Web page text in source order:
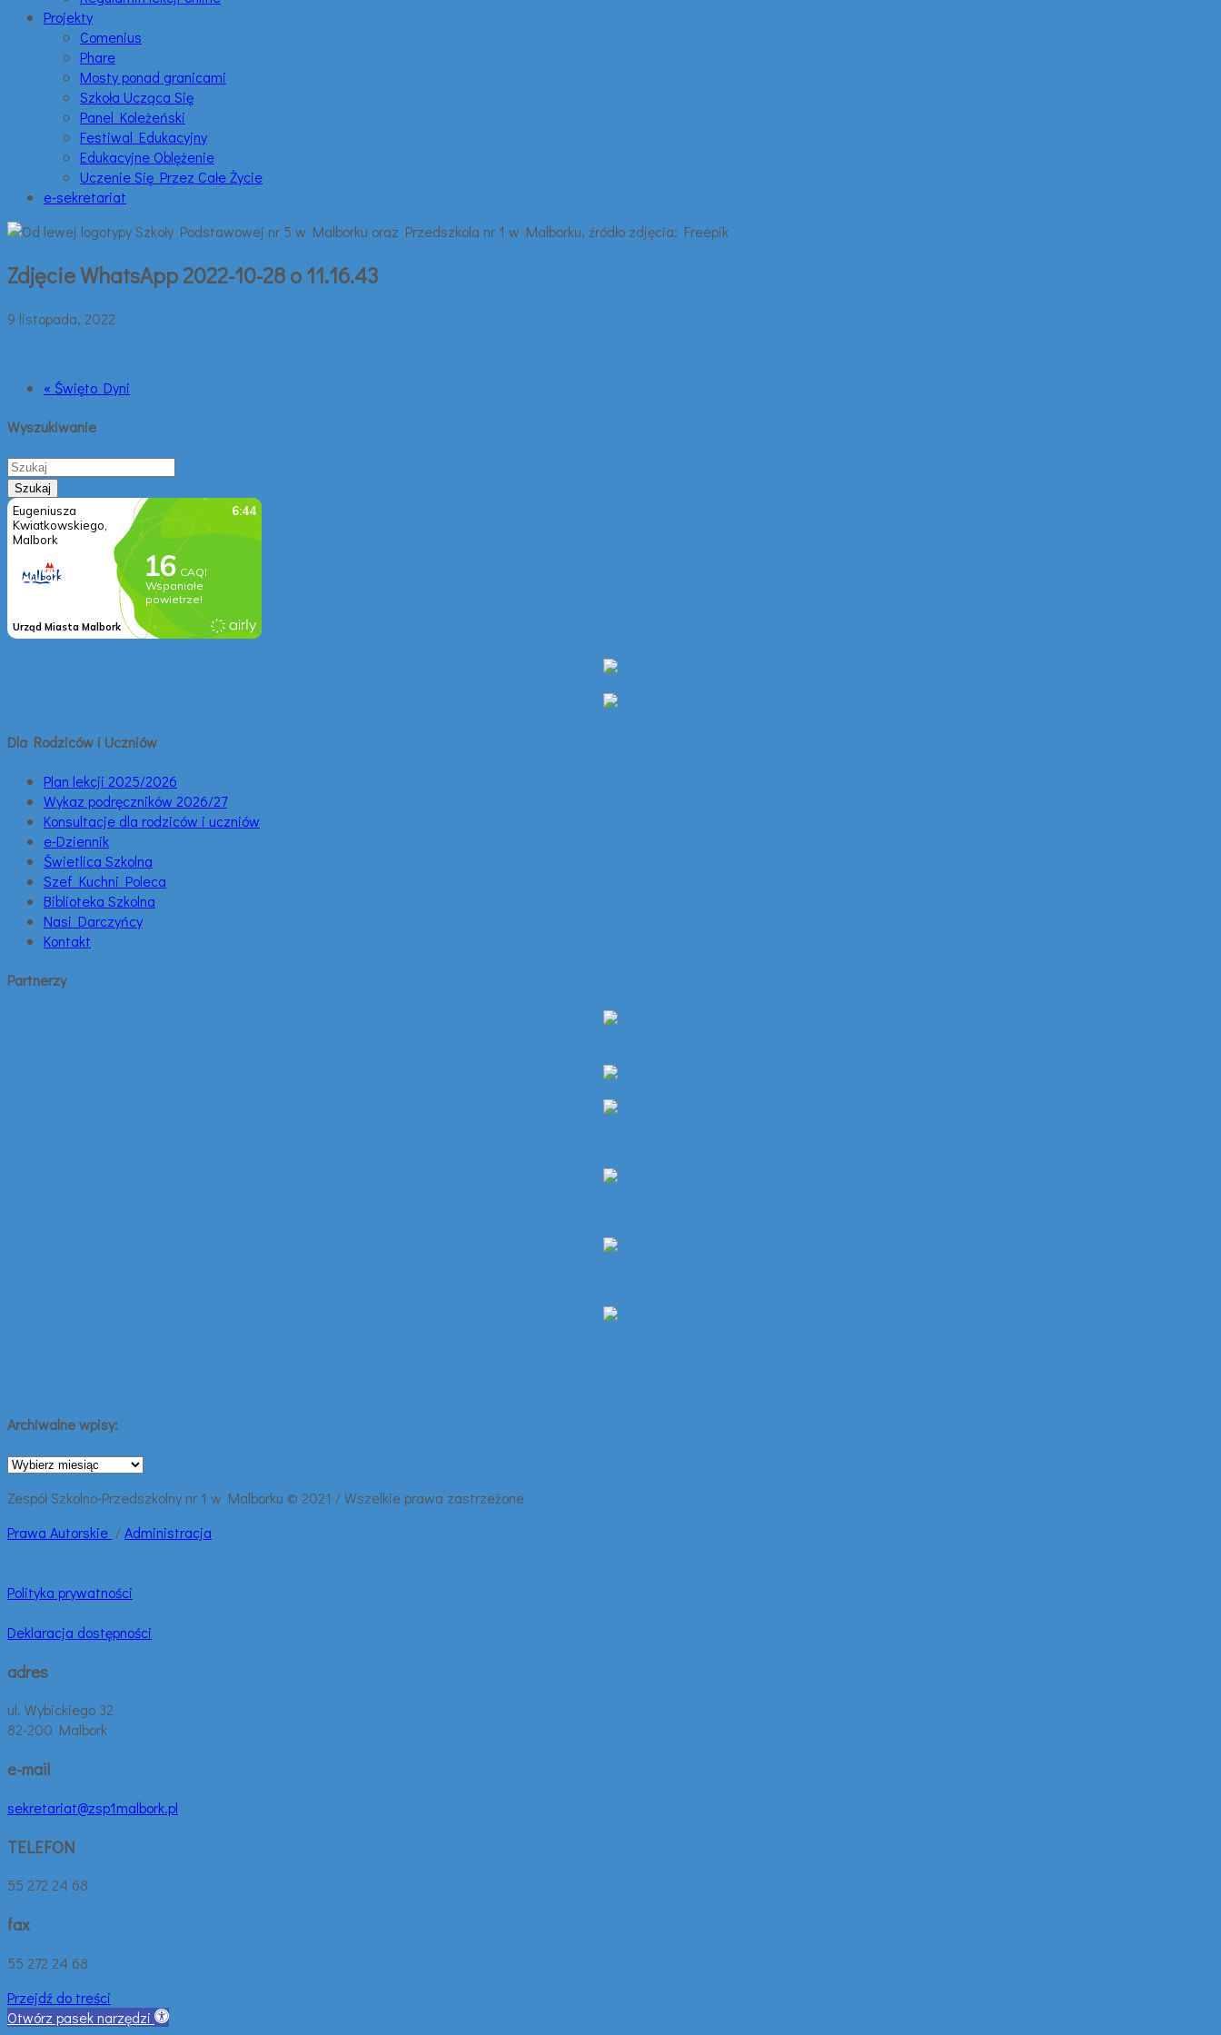
Projekty
Comenius
Phare
Mosty ponad granicami
Szkoła Ucząca Się
Panel Koleżeński
Festiwal Edukacyjny
Edukacyjne Oblężenie
Uczenie Się Przez Całe Życie
e-sekretariat
Zdjęcie WhatsApp 2022-10-28 o 11.16.43
9 listopada, 2022
« Święto Dyni
Wyszukiwanie
Dla Rodziców i Uczniów
Plan lekcji 2025/2026
Wykaz podręczników 2026/27
Konsultacje dla rodziców i uczniów
e-Dziennik
Świetlica Szkolna
Szef Kuchni Poleca
Biblioteka Szkolna
Nasi Darczyńcy
Kontakt
Partnerzy
Archiwalne wpisy:
Archiwalne
Zespół Szkolno-Przedszkolny nr 1 w Malborku © 2021 / Wszelkie prawa zastrzeżone
Prawa Autorskie /Administracja
Polityka prywatności
Deklaracja dostępności
adres
ul. Wybickiego 32
82-200 Malbork
e-mail
sekretariat@zsp1malbork.pl
TELEFON
55 272 24 68
fax
55 272 24 68
Przejdź do treści
Otwórz pasek narzędzi